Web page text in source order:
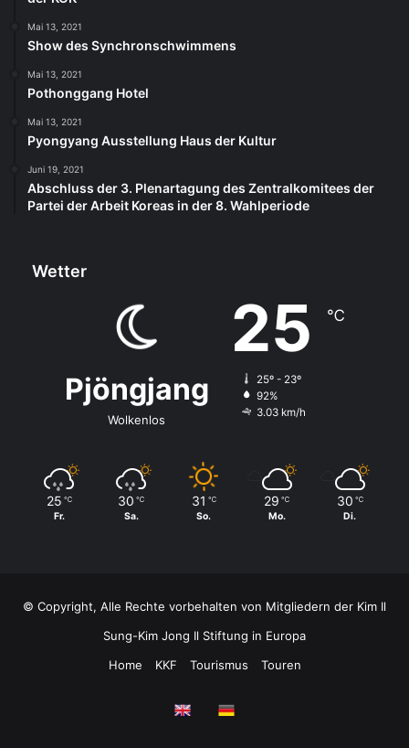
Mai 13, 2021
Show des Synchronschwimmens
Mai 13, 2021
Pothonggang Hotel
Mai 13, 2021
Pyongyang Ausstellung Haus der Kultur
Juni 19, 2021
Abschluss der 3. Plenartagung des Zentralkomitees der
Partei der Arbeit Koreas in der 8. Wahlperiode
Wetter
Pjöngjang
Wolkenlos
25 ℃
25º - 23º
92%
3.03 km/h
25 ℃
Fr.
30 ℃
Sa.
31 ℃
So.
29 ℃
Mo.
30 ℃
Di.
© Copyright, Alle Rechte vorbehalten von Mitgliedern der Kim Il
Sung-Kim Jong Il Stiftung in Europa
Home
KKF Tourismus Touren